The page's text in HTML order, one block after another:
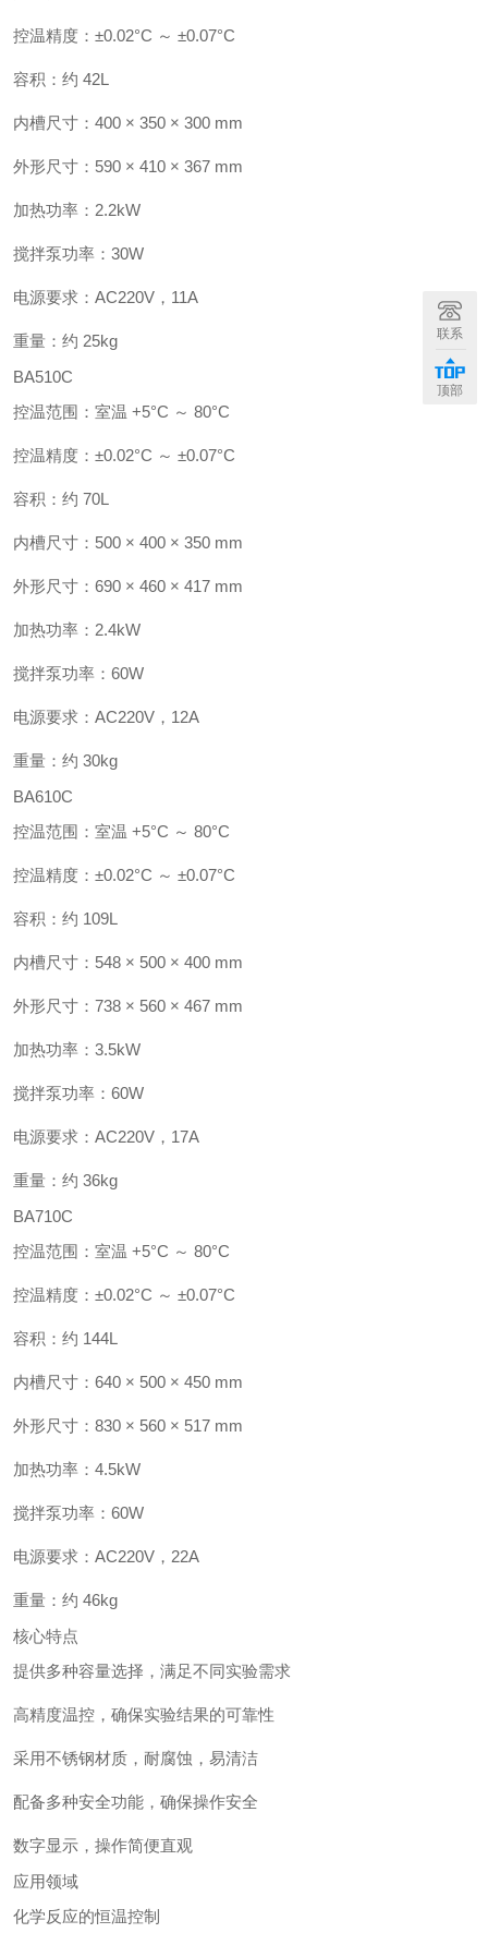
控温精度：±0.02°C ～ ±0.07°C
容积：约 42L
内槽尺寸：400 × 350 × 300 mm
外形尺寸：590 × 410 × 367 mm
加热功率：2.2kW
搅拌泵功率：30W
电源要求：AC220V，11A
重量：约 25kg
BA510C
控温范围：室温 +5°C ～ 80°C
控温精度：±0.02°C ～ ±0.07°C
容积：约 70L
内槽尺寸：500 × 400 × 350 mm
外形尺寸：690 × 460 × 417 mm
加热功率：2.4kW
搅拌泵功率：60W
电源要求：AC220V，12A
重量：约 30kg
BA610C
控温范围：室温 +5°C ～ 80°C
控温精度：±0.02°C ～ ±0.07°C
容积：约 109L
内槽尺寸：548 × 500 × 400 mm
外形尺寸：738 × 560 × 467 mm
加热功率：3.5kW
搅拌泵功率：60W
电源要求：AC220V，17A
重量：约 36kg
BA710C
控温范围：室温 +5°C ～ 80°C
控温精度：±0.02°C ～ ±0.07°C
容积：约 144L
内槽尺寸：640 × 500 × 450 mm
外形尺寸：830 × 560 × 517 mm
加热功率：4.5kW
搅拌泵功率：60W
电源要求：AC220V，22A
重量：约 46kg
核心特点
提供多种容量选择，满足不同实验需求
高精度温控，确保实验结果的可靠性
采用不锈钢材质，耐腐蚀，易清洁
配备多种安全功能，确保操作安全
数字显示，操作简便直观
应用领域
化学反应的恒温控制
联系
顶部